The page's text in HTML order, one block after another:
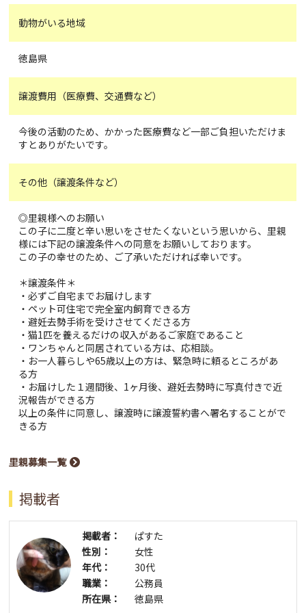
動物がいる地域
徳島県
譲渡費用（医療費、交通費など）
今後の活動のため、かかった医療費など一部ご負担いただけま
すとありがたいです。
その他（譲渡条件など）
◎里親様へのお願い
この子に二度と辛い思いをさせたくないという思いから、里親
様には下記の譲渡条件への同意をお願いしております。
この子の幸せのため、ご了承いただければ幸いです。
＊譲渡条件＊
・必ずご自宅までお届けします
・ペット可住宅で完全室内飼育できる方
・避妊去勢手術を受けさせてくださる方
・猫1匹を養えるだけの収入があるご家庭であること
・ワンちゃんと同居されている方は、応相談。
・お一人暮らしや65歳以上の方は、緊急時に頼るところがあ
る方
・お届けした１週間後、1ヶ月後、避妊去勢時に写真付きで近
況報告ができる方
以上の条件に同意し、譲渡時に譲渡誓約書へ署名することがで
きる方
里親募集一覧
掲載者
掲載者：
ぱすた
性別：
女性
年代：
30代
職業：
公務員
所在県：
徳島県